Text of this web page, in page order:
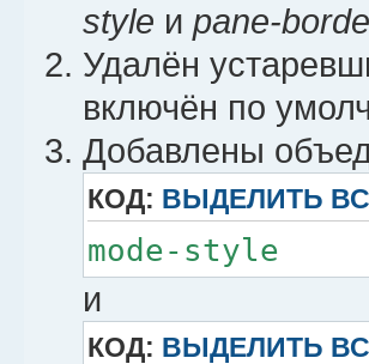
# Управление
setw -g
set -s escape-
# Время
set -g display-
set -g display-
set -g repeat-
style и pane-
Удалён
включён по
Добавлены
КОД: ВЫДЕЛИТЬ
mode-style
и
КОД: ВЫДЕЛИТЬ